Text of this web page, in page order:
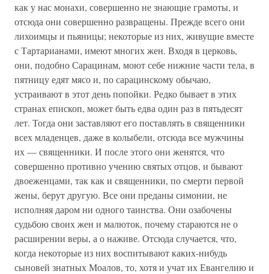
как у нас монахи, совершенно не знающие грамоты, и
отсюда они совершенно развращены. Прежде всего они
лихоимцы и пьяницы; некоторые из них, живущие вместе
с Тартарианами, имеют многих жен. Входя в церковь,
они, подобно Сарацинам, моют себе нижние части тела, в
пятницу едят мясо и, по сарацинскому обычаю,
устраивают в этот день попойки. Редко бывает в этих
странах епископ, может быть едва один раз в пятьдесят
лет. Тогда они заставляют его поставлять в священники
всех младенцев, даже в колыбели, отсюда все мужчины
их — священники. И после этого они женятся, что
совершенно противно учению святых отцов, и бывают
двоеженцами, так как и священники, по смерти первой
жены, берут другую. Все они преданы симонии, не
исполняя даром ни одного таинства. Они озабочены
судьбою своих жен и малюток, почему стараются не о
расширении веры, а о наживе. Отсюда случается, что,
когда некоторые из них воспитывают каких-нибудь
сыновей знатных Моалов, то, хотя и учат их Евангелию и